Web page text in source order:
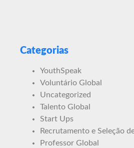
Categorias
YouthSpeak
Voluntário Global
Uncategorized
Talento Global
Start Ups
Recrutamento e Seleção
Professor Global